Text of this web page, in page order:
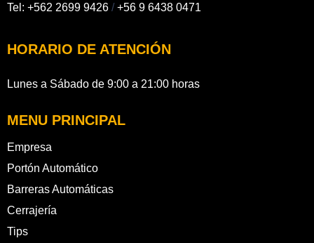
Tel: +562 2699 9426 / +56 9 6438 0471
HORARIO DE ATENCIÓN
Lunes a Sábado de 9:00 a 21:00 horas
MENU PRINCIPAL
Empresa
Portón Automático
Barreras Automáticas
Cerrajería
Tips